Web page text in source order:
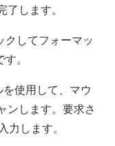
します。
クしてフォーマッ
。
使用して、マウ
ンします。要求さ
します。